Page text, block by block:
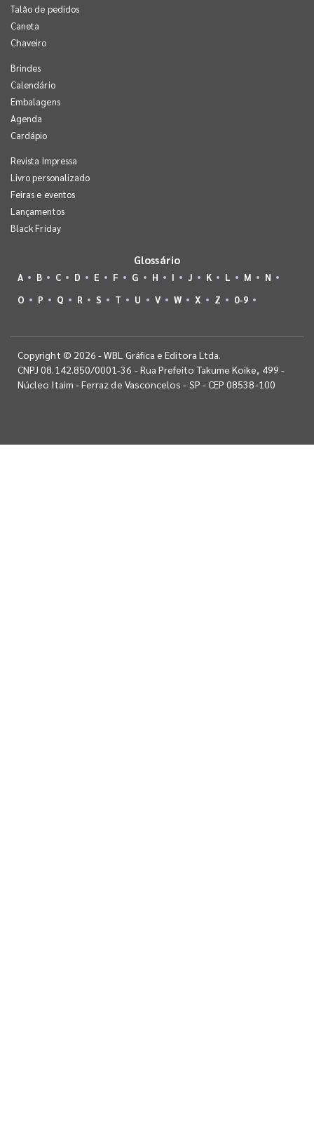
Talão de pedidos
Caneta
Chaveiro
Brindes
Calendário
Embalagens
Agenda
Cardápio
Revista Impressa
Livro personalizado
Feiras e eventos
Lançamentos
Black Friday
Glossário
A B C D E F G H I J K L M
N
O
P Q R S T U V W X Z 0-9
Copyright © 2026 - WBL Gráfica e Editora Ltda.
CNPJ 08.142.850/0001-36 - Rua Prefeito Takume Koike, 499 -
Núcleo Itaim - Ferraz de Vasconcelos - SP - CEP 08538-100